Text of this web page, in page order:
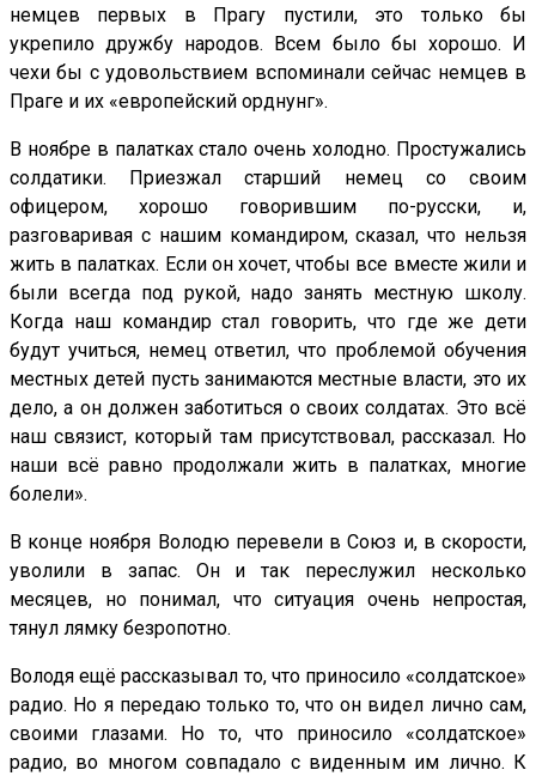
немцев первых в Прагу пустили, это только бы
укрепило дружбу народов. Всем было бы хорошо. И
чехи бы с удовольствием вспоминали сейчас немцев в
Праге и их «европейский орднунг».
В ноябре в палатках стало очень холодно. Простужались
солдатики. Приезжал старший немец со своим
офицером, хорошо говорившим по-русски, и,
разговаривая с нашим командиром, сказал, что нельзя
жить в палатках. Если он хочет, чтобы все вместе жили и
были всегда под рукой, надо занять местную школу.
Когда наш командир стал говорить, что где же дети
будут учиться, немец ответил, что проблемой обучения
местных детей пусть занимаются местные власти, это их
дело, а он должен заботиться о своих солдатах. Это всё
наш связист, который там присутствовал, рассказал. Но
наши всё равно продолжали жить в палатках, многие
болели».
В конце ноября Володю перевели в Союз и, в скорости,
уволили в запас. Он и так переслужил несколько
месяцев, но понимал, что ситуация очень непростая,
тянул лямку безропотно.
Володя ещё рассказывал то, что приносило «солдатское»
радио. Но я передаю только то, что он видел лично сам,
своими глазами. Но то, что приносило «солдатское»
радио, во многом совпадало с виденным им лично. К